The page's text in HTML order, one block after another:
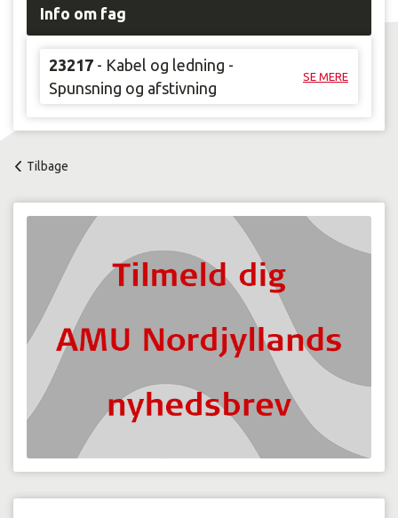
Info om fag
23217 - Kabel og ledning -
Spunsning og afstivning
SE MERE
Tilbage